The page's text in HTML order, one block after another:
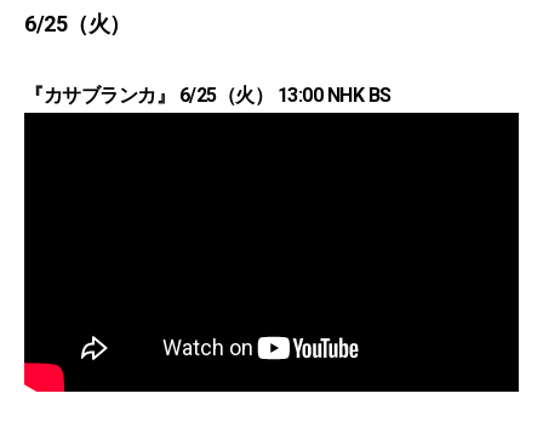
6/25（火）
『カサブランカ』 6/25（火） 13:00 NHK BS